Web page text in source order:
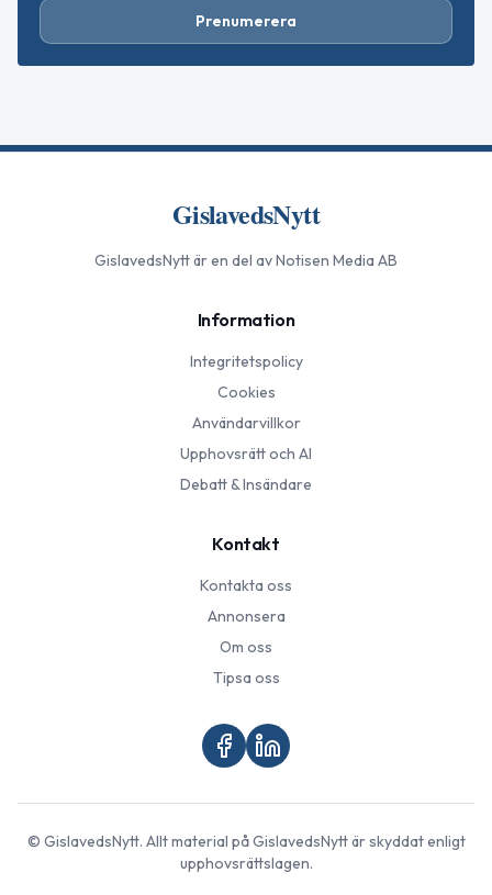
Prenumerera
GislavedsNytt
GislavedsNyttär en del av Notisen Media AB
Information
Integritetspolicy
Cookies
Användarvillkor
Upphovsrätt och AI
Debatt & Insändare
Kontakt
Kontakta oss
Annonsera
Om oss
Tipsa oss
© GislavedsNytt. Allt material påGislavedsNyttär skyddat enligt
upphovsrättslagen.